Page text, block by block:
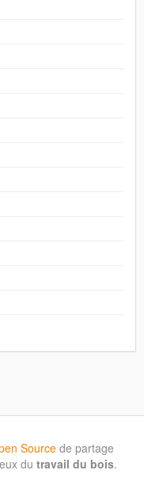
Sourcede partage
du travail du bois.